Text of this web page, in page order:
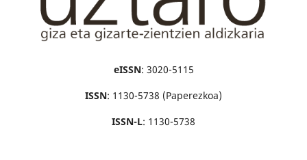
eISSN: 3020-5115
ISSN: 1130-5738 (Paperezkoa)
ISSN-L: 1130-5738